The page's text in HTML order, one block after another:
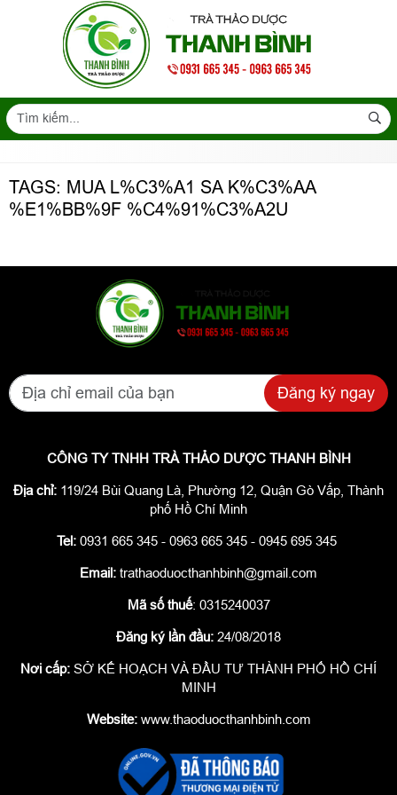
TAGS: MUA L%C3%A1 SA K%C3%AA
%E1%BB%9F %C4%91%C3%A2U
Đăng ký ngay
CÔNG TY TNHH TRÀ THẢO DƯỢC THANH BÌNH
Địa chỉ: 119/24 Bùi Quang Là, Phường 12, Quận Gò Vấp, Thành
phố Hồ Chí Minh
Tel: 0931 665 345 - 0963 665 345 - 0945 695 345
Email: trathaoduocthanhbinh@gmail.com
Mã số thuế: 0315240037
Đăng ký lần đầu: 24/08/2018
Nơi cấp: SỞ KẾ HOẠCH VÀ ĐẦU TƯ THÀNH PHỐ HỒ CHÍ
MINH
Website:www.thaoduocthanhbinh.com